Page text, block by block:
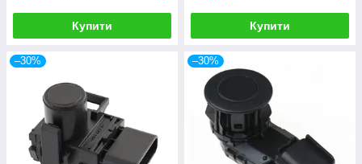
Купити Купити
–30% –30%